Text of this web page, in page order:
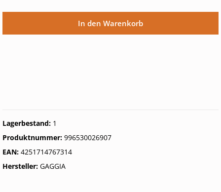
In den Warenkorb
Lagerbestand: 1
Produktnummer: 996530026907
EAN: 4251714767314
Hersteller: GAGGIA